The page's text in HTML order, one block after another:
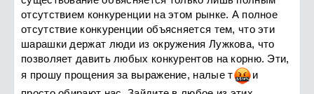
отсутствием конкуренции на этом рынке. А полное
отсутствие конкуренции объясняется тем, что эти
шарашки держат люди из окружения Лужкова, что
позволяет давить любых конкурентов на корню. Эти,
я прошу прощения за выражение, налыет
и